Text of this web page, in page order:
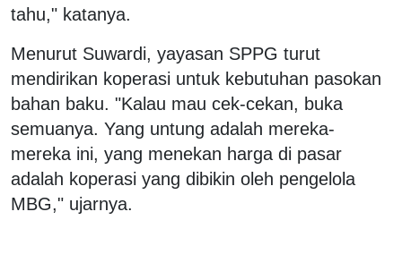
tahu," katanya.
Menurut Suwardi, yayasan SPPG turut
mendirikan koperasi untuk kebutuhan pasokan
bahan baku. "Kalau mau cek-cekan, buka
semuanya. Yang untung adalah mereka-
mereka ini, yang menekan harga di pasar
adalah koperasi yang dibikin oleh pengelola
MBG," ujarnya.